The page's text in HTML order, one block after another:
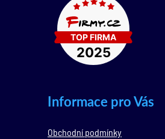
Informace pro Vás
Obchodní podmínky